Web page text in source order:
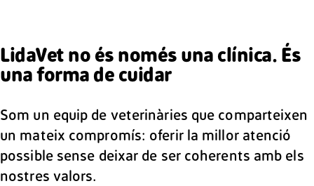
LidaVet no és només una clínica. És
una forma de cuidar
Som un equip de veterinàries que comparteixen
un mateix compromís: oferir la millor atenció
possible sense deixar de ser coherents amb els
nostres valors.